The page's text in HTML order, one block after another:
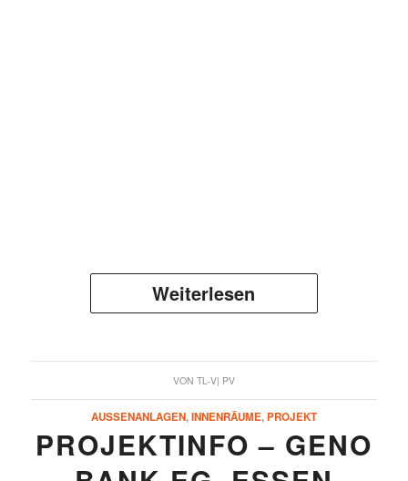
Weiterlesen
VON TL-V| PV
AUSSENANLAGEN ,INNENRÄUME,PROJEKT
PROJEKTINFO – GENO